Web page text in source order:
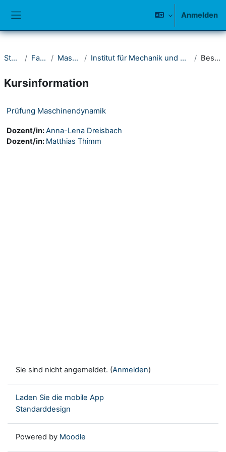
Anmelden
Startseite Fakultät IV Maschinenbau Institut für Mechanik und Regelungstechnik - Mechatronik Beschreibung
Kursinformation
Prüfung Maschinendynamik
Dozent/in:Anna-Lena Dreisbach
Dozent/in: Matthias Thimm
Sie sind nicht angemeldet. (Anmelden)
Laden Sie die mobile App
Standarddesign
Powered by Moodle